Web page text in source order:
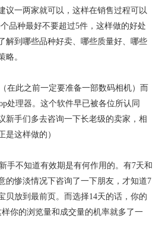
议一两家就可以，这样在销售过程可以
品种最好不要超过5件，这样做的好处
解到哪些品种好卖、哪些质量好、哪些
略。
此之前一定要准备一部数码相机）而
处理器。这个软件早已被各位所认同
新手们多去咨询一下长老级的卖家，相
这样做的）
不知道有效期是有何作用的。有7天和
的惨淡情况下咨询了一下朋友，才知道7
贝放到最前页。而选择14天的话，你的
你的浏览量和成交量的机率就多了一